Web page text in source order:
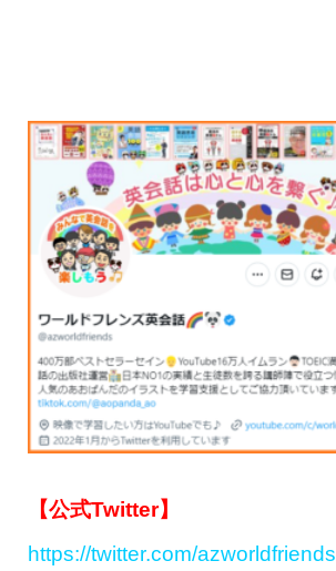
【公式Twitter】
https://twitter.com/azworldfriends